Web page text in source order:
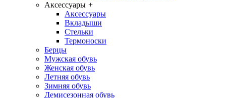
Аксессуары +
Аксессуары
Вкладыши
Стельки
Термоноски
Берцы
Мужская обувь
Женская обувь
Летняя обувь
Зимняя обувь
Демисезонная обувь